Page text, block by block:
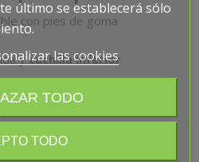
con pies de goma
ycuchilla inferior
cerradopara máxima
en la zona de corte.
último se establecerá sólo
las cookies
TODO
TODO